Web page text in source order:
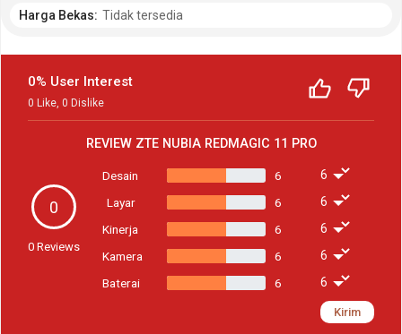
Harga Bekas: Tidak tersedia
0% User Interest
0 Like 0 Dislike
REVIEW ZTE NUBIA REDMAGIC 11 PRO
0
0 Reviews
Desain
6
Layar
6
Kinerja
6
Kamera
6
Baterai
6
Kirim